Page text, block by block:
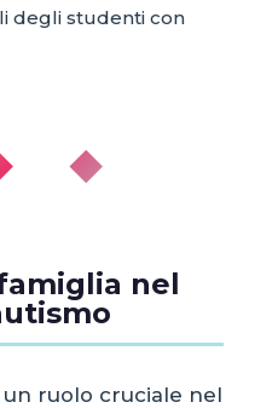
degli studenti con
◆
nel
ruolo cruciale nel